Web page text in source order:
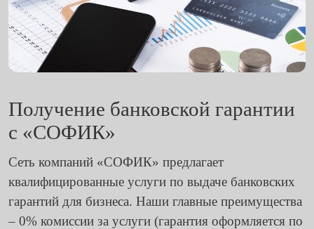
Получение банковской гарантии
с «СОФИК»
Сеть компаний «СОФИК» предлагает
квалифицированные услуги по выдаче банковских
гарантий для бизнеса. Наши главные преимущества
– 0% комиссии за услуги (гарантия оформляется по